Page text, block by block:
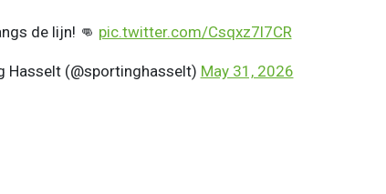
de lijn! 👊 pic.twitter.com/Csqxz7l7CR
Hasselt (@sportinghasselt) May 31, 2026